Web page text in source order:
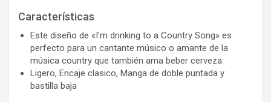
Características
Este diseño de «I'm drinking to a Country Song» es
perfecto para un cantante músico o amante de la
música country que también ama beber cerveza
Ligero, Encaje clasico, Manga de doble puntada y
bastilla baja